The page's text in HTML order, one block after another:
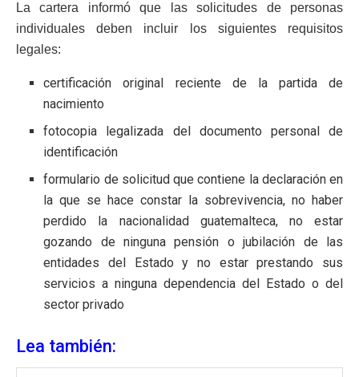
La cartera informó que las solicitudes de personas
individuales deben incluir los siguientes requisitos
legales:
certificación original reciente de la partida de
nacimiento
fotocopia legalizada del documento personal de
identificación
formulario de solicitud que contiene la declaración en
la que se hace constar la sobrevivencia, no haber
perdido la nacionalidad guatemalteca, no estar
gozando de ninguna pensión o jubilación de las
entidades del Estado y no estar prestando sus
servicios a ninguna dependencia del Estado o del
sector privado
Lea también: